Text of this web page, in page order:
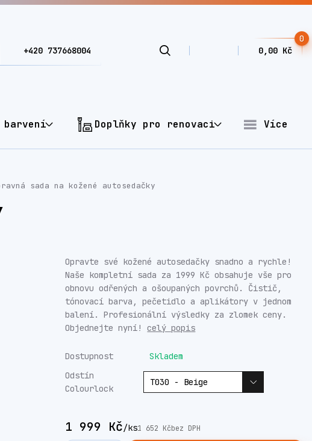
0
0,00 Kč
+420 737668004
barvení Doplňky pro renovaci Více
sada na kožené autosedačky
Opravte své kožené autosedačky snadno a rychle!
Naše kompletní sada za 1999 Kč obsahuje vše pro
obnovu odřených a ošoupaných povrchů. Čistič,
tónovací barva, pečetidlo a aplikátory v jednom
balení. Profesionální výsledky za zlomek ceny.
Objednejte nyní!celý popis
Dostupnost
Skladem
Odstín
Colourlock
1 999 Kč/ks1 652 Kčbez DPH